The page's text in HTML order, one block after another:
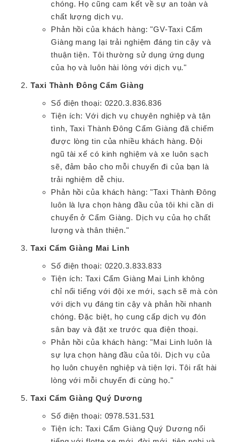
chóng. Họ cũng cam kết về sự an toàn và
chất lượng dịch vụ.
Phản hồi của khách hàng: "GV-Taxi Cẩm
Giàng mang lại trải nghiệm đáng tin cậy và
thuận tiện. Tôi thường sử dụng ứng dụng
của họ và luôn hài lòng với dịch vụ."
Taxi Thành Đông Cẩm Giàng
Số điện thoại: 0220.3.836.836
Tiện ích: Với dịch vụ chuyên nghiệp và tận
tình, Taxi Thành Đông Cẩm Giàng đã chiếm
được lòng tin của nhiều khách hàng. Đội
ngũ tài xế có kinh nghiệm và xe luôn sạch
sẽ, đảm bảo cho mỗi chuyến đi của bạn là
trải nghiệm dễ chịu.
Phản hồi của khách hàng: "Taxi Thành Đông
luôn là lựa chọn hàng đầu của tôi khi cần di
chuyển ở Cẩm Giàng. Dịch vụ của họ chất
lượng và thân thiện."
Taxi Cẩm Giàng Mai Linh
Số điện thoại: 0220.3.833.833
Tiện ích: Taxi Cẩm Giàng Mai Linh không
chỉ nổi tiếng với đội xe mới, sạch sẽ mà còn
với dịch vụ đáng tin cậy và phản hồi nhanh
chóng. Đặc biệt, họ cung cấp dịch vụ đón
sân bay và đặt xe trước qua điện thoại.
Phản hồi của khách hàng: "Mai Linh luôn là
sự lựa chọn hàng đầu của tôi. Dịch vụ của
họ luôn chuyên nghiệp và tiện lợi. Tôi rất hài
lòng với mỗi chuyến đi cùng họ."
Taxi Cẩm Giàng Quý Dương
Số điện thoại: 0978.531.531
Tiện ích: Taxi Cẩm Giàng Quý Dương nổi